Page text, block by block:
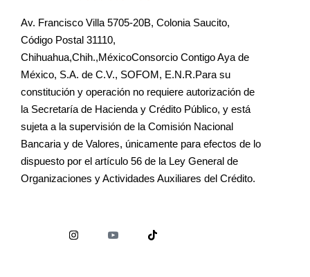
Av. Francisco Villa 5705-20B, Colonia Saucito,
Código Postal 31110,
Chihuahua,Chih.,MéxicoConsorcio Contigo Aya de
México, S.A. de C.V., SOFOM, E.N.R.Para su
constitución y operación no requiere autorización de
la Secretaría de Hacienda y Crédito Público, y está
sujeta a la supervisión de la Comisión Nacional
Bancaria y de Valores, únicamente para efectos de lo
dispuesto por el artículo 56 de la Ley General de
Organizaciones y Actividades Auxiliares del Crédito.